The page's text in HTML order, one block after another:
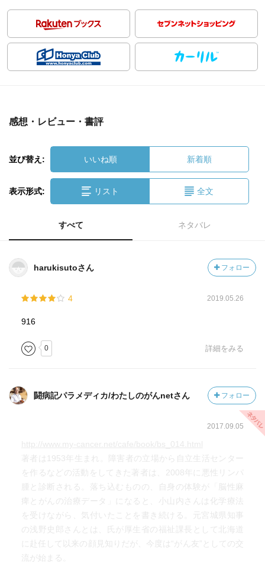
感想・レビュー・書評
並び替え: いいね順 新着順
表示形式: リスト 全文
すべて ネタバレ
harukisutoさん フォロー
4 2019.05.26
916
0 詳細をみる
闘病記パラメディカ/わたしのがんnetさん フォロー
2017.09.05
著者は1953年生まれ。障害者の立場から自立生活センター
を作るなどの活動をしてきた著者は、2008年に悪性リンパ
腫と診断される。落ち込むものの、自身の体験が「脳性麻
痺とがんの治療データ」になると、小山内さんは化学療法
を受けながら、気付いたことを書き続ける。元宮城県知事
の浅野史郎さんとは、氏が厚生省の福祉課長として北海道
に赴任して以来の顔見知りだが、今度は“がん友”としての交
流が始まる。